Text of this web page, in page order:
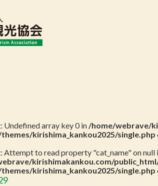
: Undefined array key 0 in/home/webrave/
kirishima_kankou2025/single.php
: Attempt to read property "cat_name" on null
kirishimakankou.com/
kirishima_kankou2025/single.php